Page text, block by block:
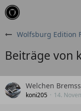
Wolfsburg Edition
Beiträge von
Welchen
koni205 14.